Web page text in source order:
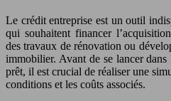
Le crédit entreprise est un outil
qui souhaitent financer
des travaux de rénovation ou
immobilier. Avant de se lancer dans
prêt, il est crucial de réaliser une
conditions et les coûts associés.